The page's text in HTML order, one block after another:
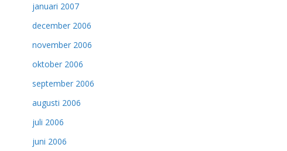
januari 2007
december 2006
november 2006
oktober 2006
september 2006
augusti 2006
juli 2006
juni 2006